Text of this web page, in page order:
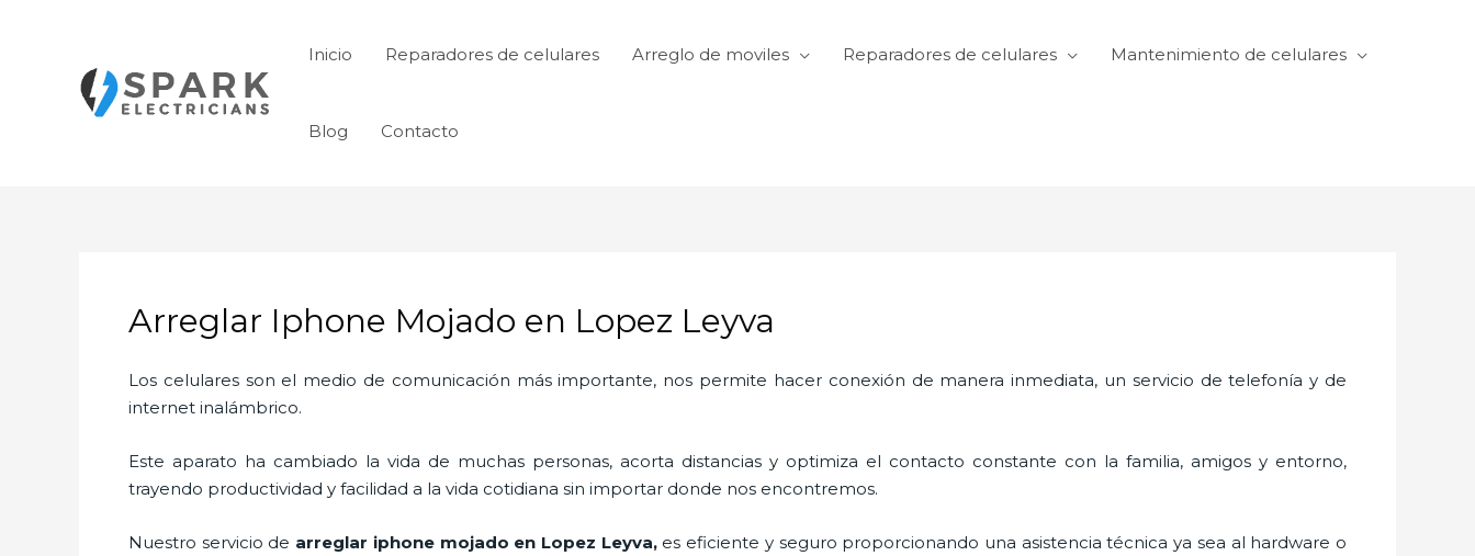
Inicio Reparadores de celulares Arreglo de moviles Reparadores de celulares Mantenimiento de celulares
Blog Contacto
Arreglar Iphone Mojado en Lopez Leyva
Los celulares son el medio de comunicación más importante, nos permite hacer conexión de manera inmediata, un servicio de telefonía y de
internet inalámbrico.
Este aparato ha cambiado la vida de muchas personas, acorta distancias y optimiza el contacto constante con la familia, amigos y entorno,
trayendo productividad y facilidad a la vida cotidiana sin importar donde nos encontremos.
Nuestro servicio de arreglar iphone mojado en Lopez Leyva,es eficiente y seguro proporcionando una asistencia técnica ya sea al hardware o